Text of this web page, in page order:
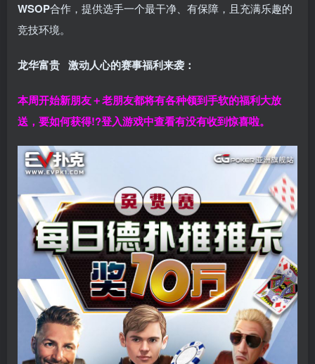
WSOP合作，提供选手一个最干净、有保障，且充满乐趣的
竞技环境。
龙华富贵 激动人心的赛事福利来袭：
本周开始新朋友＋老朋友都将有各种领到手软的福利大放
送，要如何获得!?登入游戏中查看有没有收到惊喜啦。